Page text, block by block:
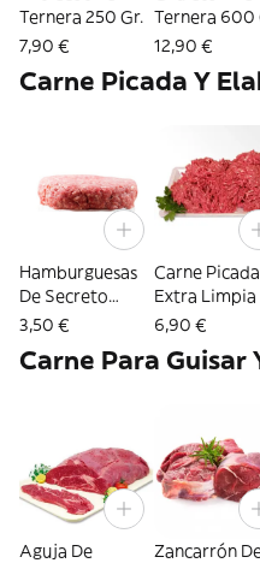
Ternera 250 Gr.
7,90 €
Ternera 600
12,90 €
Carne Picada Y
Hamburguesas
De Secreto
Ibérico 1 Ud. 160
3,50 €
Carne Picada
Extra Limpia
Ternera 500
6,90 €
Carne Para Guisar
Aguja De
Zancarrón